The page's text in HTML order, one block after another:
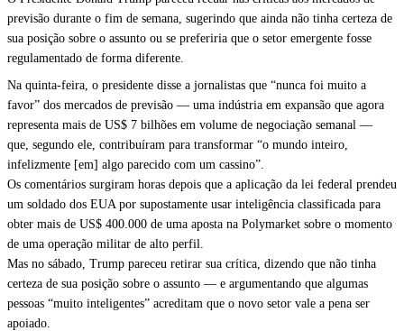
previsão durante o fim de semana, sugerindo que ainda não tinha certeza de
sua posição sobre o assunto ou se preferiria que o setor emergente fosse
regulamentado de forma diferente.
Na quinta-feira, o presidente disse a jornalistas que “nunca foi muito a
favor” dos mercados de previsão — uma indústria em expansão que agora
representa mais de US$ 7 bilhões em volume de negociação semanal —
que, segundo ele, contribuíram para transformar “o mundo inteiro,
infelizmente [em] algo parecido com um cassino”.
Os comentários surgiram horas depois que a aplicação da lei federal prendeu
um soldado dos EUA por supostamente usar inteligência classificada para
obter mais de US$ 400.000 de uma aposta na Polymarket sobre o momento
de uma operação militar de alto perfil.
Mas no sábado, Trump pareceu retirar sua crítica, dizendo que não tinha
certeza de sua posição sobre o assunto — e argumentando que algumas
pessoas “muito inteligentes” acreditam que o novo setor vale a pena ser
apoiado.